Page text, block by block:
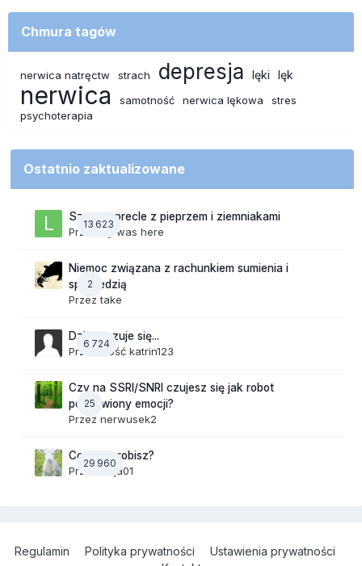
Chmura tagów
nerwica natręctw strach depresja lęki lęk
nerwica samotność nerwica lękowa
stres
psychoterapia
Ostatnio zaktualizowane
13 623
Szalone precle z pieprzem i ziemniakami
Przezlily was here
2
Niemoc związana z rachunkiem sumienia i
spowiedzią
Przeztake
6 724
Dzisiaj czuje się...
Przez Gość katrin123
25
Czy na SSRI/SNRI czujesz się jak robot
pozbawiony emocji?
Przez nerwusek2
29 960
Co teraz robisz?
PrzezAnja01
Regulamin Polityka prywatności
Ustawienia prywatności